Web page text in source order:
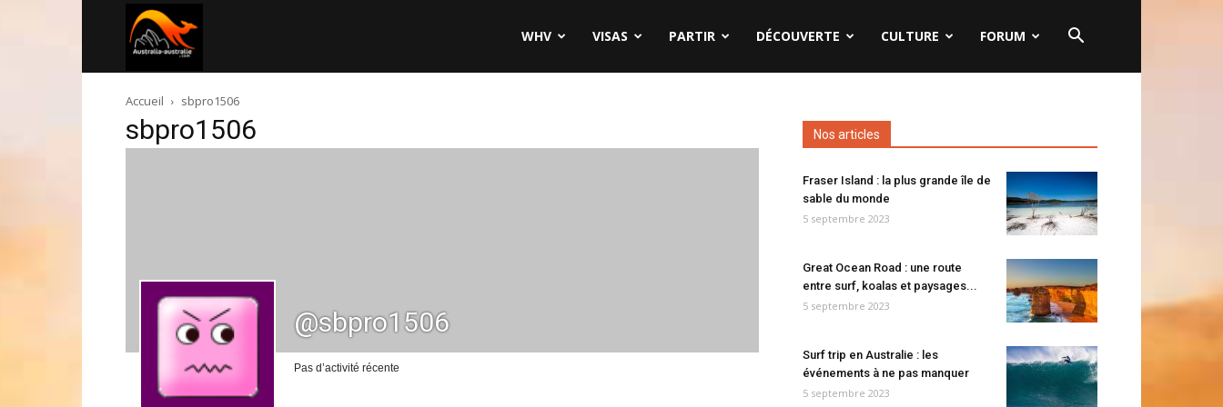
australie.com
WHV VISAS PARTIR DÉCOUVERTE CULTURE FORUM
Accueil sbpro1506
sbpro1506
@sbpro1506
Pas d’activité récente
Nos articles
Fraser Island : la plus grande île de
sable du monde
5 septembre 2023
Great Ocean Road : une route
entre surf, koalas et paysages...
5 septembre 2023
Surf trip en Australie : les
événements à ne pas manquer
5 septembre 2023